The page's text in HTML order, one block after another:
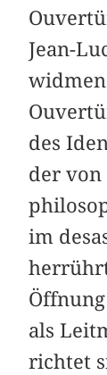
Jean-
des
der von
im
als
richtet